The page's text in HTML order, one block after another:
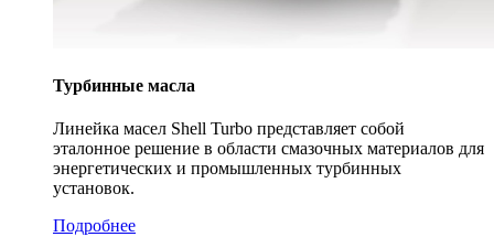
Турбинные масла
Линейка масел Shell Turbo представляет собой
эталонное решение в области смазочных материалов для
энергетических и промышленных турбинных
установок.
Подробнее